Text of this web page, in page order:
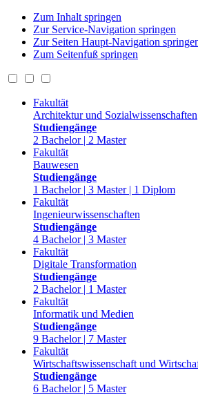
Zum Inhalt springen
Zur Service-Navigation springen
Zur Seiten Haupt-Navigation
Zum Seitenfuß springen
Fakultät
Architektur und Sozialwissenschaften
Studiengänge
2 Bachelor | 2 Master
Fakultät
Bauwesen
Studiengänge
1 Bachelor | 3 Master | 1 Diplom
Fakultät
Ingenieurwissenschaften
Studiengänge
4 Bachelor | 3 Master
Fakultät
Digitale Transformation
Studiengänge
2 Bachelor | 1 Master
Fakultät
Informatik und Medien
Studiengänge
9 Bachelor | 7 Master
Fakultät
Wirtschaftswissenschaft und
Studiengänge
6 Bachelor | 5 Master